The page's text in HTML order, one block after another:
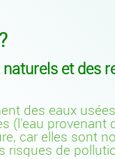
et des
des eaux
(l'eau provenant
car elles sont
risques de